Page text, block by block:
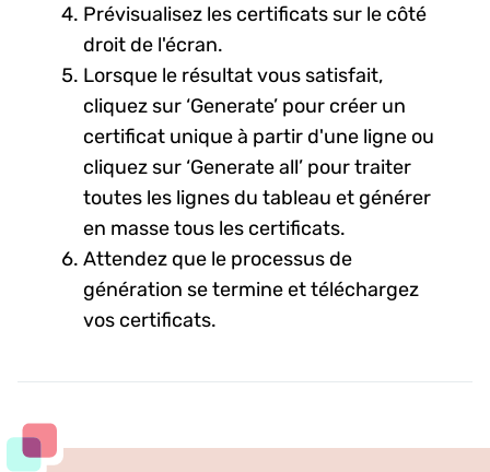
Prévisualisez les certificats sur le côté
droit de l'écran.
Lorsque le résultat vous satisfait,
cliquez sur ‘Generate’ pour créer un
certificat unique à partir d'une ligne ou
cliquez sur ‘Generate all’ pour traiter
toutes les lignes du tableau et générer
en masse tous les certificats.
Attendez que le processus de
génération se termine et téléchargez
vos certificats.